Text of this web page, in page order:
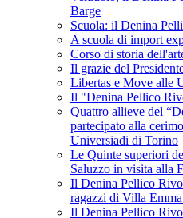
Barge
Scuola: il Denina
A scuola di import
Corso di storia
Il grazie del
Libertas e Move alle
Il "Denina Pellico
Quattro allieve del
partecipato alla
Universiadi di Torino
Le Quinte superiori
Saluzzo in visita alla
Il Denina Pellico
ragazzi di Villa
Il Denina Pellico